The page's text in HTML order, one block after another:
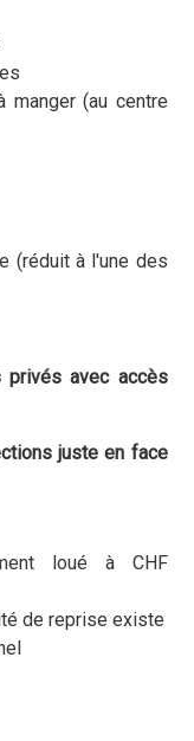
(au centre
(réduit à l'une des
privés avec accès
juste en face
loué à CHF
de reprise existe